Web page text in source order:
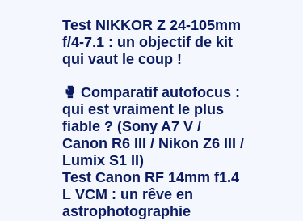
Test NIKKOR Z 24-105mm
f/4-7.1 : un objectif de kit
qui vaut le coup !
🥊 Comparatif autofocus :
qui est vraiment le plus
fiable ? (Sony A7 V /
Canon R6 III / Nikon Z6 III /
Lumix S1 II)
Test Canon RF 14mm f1.4
L VCM : un rêve en
astrophotographie